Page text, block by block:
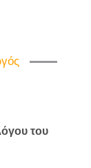
του